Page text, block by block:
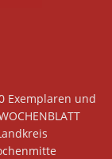
Exemplaren und